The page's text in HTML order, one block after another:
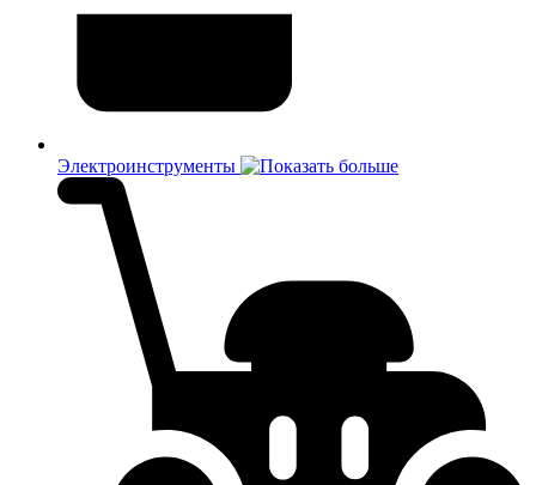
Электроинструменты